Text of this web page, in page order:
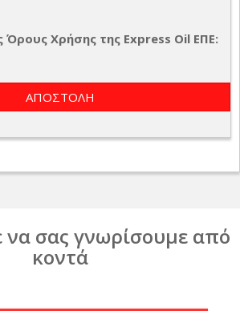
Χρήσης της Express Oil ΕΠΕ:
σας γνωρίσουμε από
κοντά